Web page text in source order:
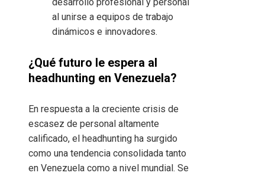
desarrollo profesional y personal
al unirse a equipos de trabajo
dinámicos e innovadores.
¿Qué futuro le espera al
headhunting en Venezuela?
En respuesta a la creciente crisis de
escasez de personal altamente
calificado, el headhunting ha surgido
como una tendencia consolidada tanto
en Venezuela como a nivel mundial. Se